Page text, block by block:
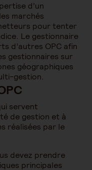
d’un
marchés
pour tenter
Le gestionnaire
d’autres OPC afin
gestionnaires sur
géographiques
gestion.
servent
de gestion et à
réalisées par le
devez prendre
principales